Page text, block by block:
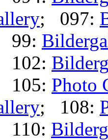
; 097:
99:
102:
105: Photo
; 108:
110: